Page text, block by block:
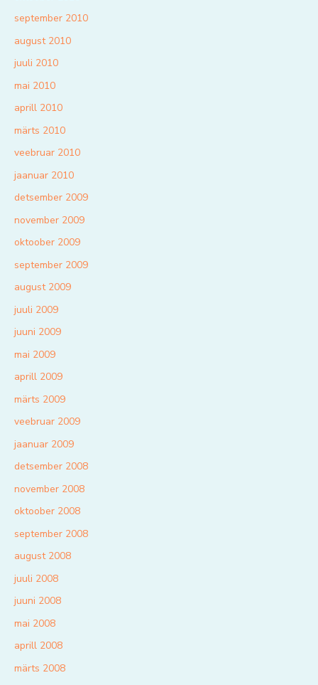
september 2010
august 2010
juuli 2010
mai 2010
aprill 2010
märts 2010
veebruar 2010
jaanuar 2010
detsember 2009
november 2009
oktoober 2009
september 2009
august 2009
juuli 2009
juuni 2009
mai 2009
aprill 2009
märts 2009
veebruar 2009
jaanuar 2009
detsember 2008
november 2008
oktoober 2008
september 2008
august 2008
juuli 2008
juuni 2008
mai 2008
aprill 2008
märts 2008